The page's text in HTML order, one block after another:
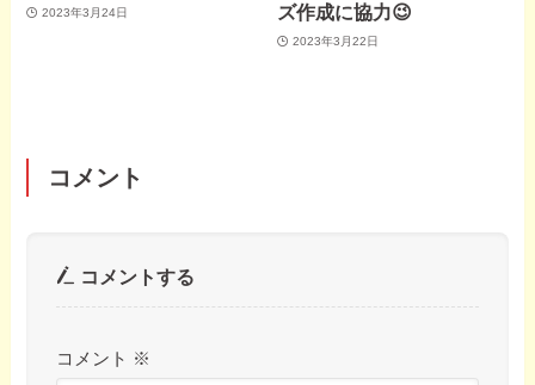
2023年3月24日
ズ作成に協力😉
2023年3月22日
コメント
コメントする
コメント ※